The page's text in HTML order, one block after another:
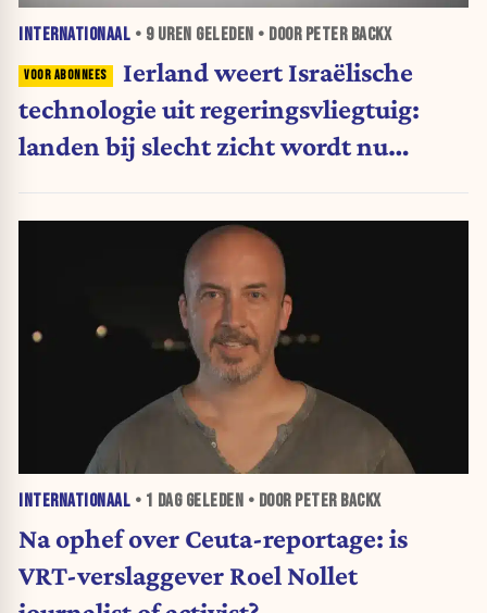
INTERNATIONAAL • 9 UREN GELEDEN • DOOR PETER BACKX
Ierland weert Israëlische
technologie uit regeringsvliegtuig:
landen bij slecht zicht wordt nu
INTERNATIONAAL • 1 DAGGELEDEN • DOOR PETER BACKX
Na ophef over Ceuta-reportage: is
VRT-verslaggever Roel Nollet